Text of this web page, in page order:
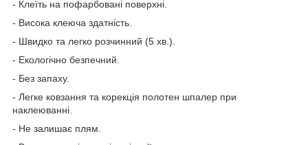
- Клеїть на пофарбовані поверхні.
- Висока клеюча здатність.
- Швидко та легко розчинний (5 хв.).
- Екологічно безпечний.
- Без запаху.
- Легке ковзання та корекція полотен шпалер при
наклеюванні.
- Не залишає плям.